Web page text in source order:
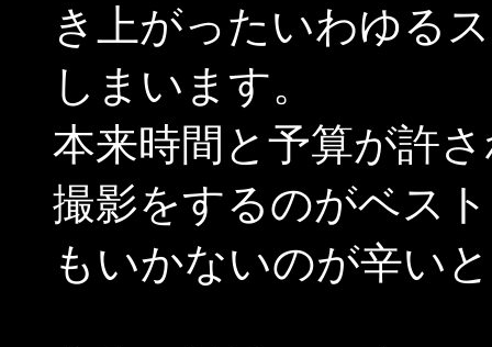
き上がったいわゆる
しまいます。
本来時間と予算が許
撮影をするのがベス
もいかないのが辛い